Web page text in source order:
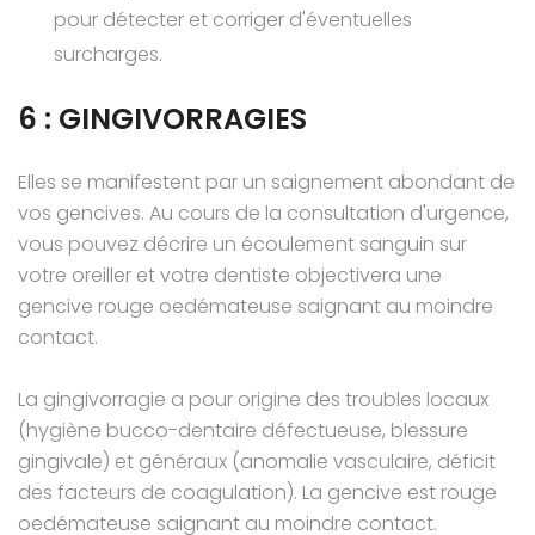
pour détecter et corriger d'éventuelles
surcharges.
6 : GINGIVORRAGIES
Elles se manifestent par un saignement abondant de
vos gencives. Au cours de la consultation d'urgence,
vous pouvez décrire un écoulement sanguin sur
votre oreiller et votre dentiste objectivera une
gencive rouge oedémateuse saignant au moindre
contact.
La gingivorragie a pour origine des troubles locaux
(hygiène bucco-dentaire défectueuse, blessure
gingivale) et généraux (anomalie vasculaire, déficit
des facteurs de coagulation). La gencive est rouge
oedémateuse saignant au moindre contact.